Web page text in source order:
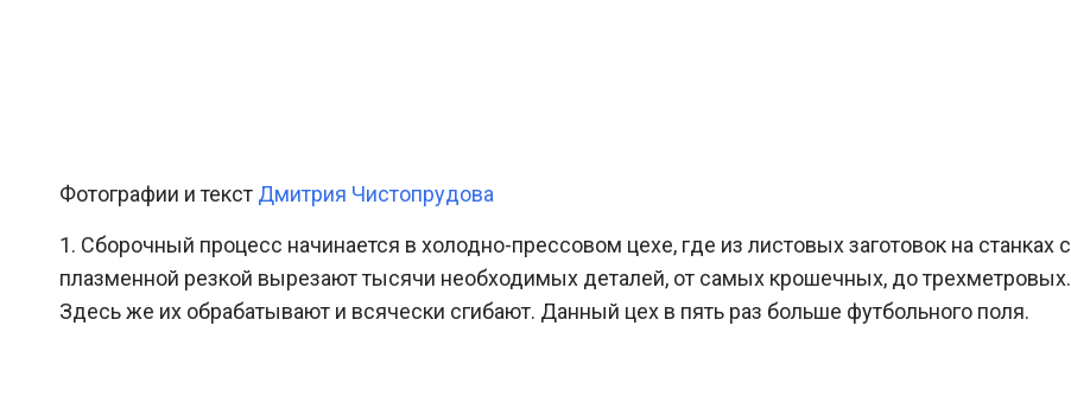
Фотографии и текст Дмитрия Чистопрудова
1. Сборочный процесс начинается в холодно-прессовом цехе, где из листовых заготовок на станках с
плазменной резкой вырезают тысячи необходимых деталей, от самых крошечных, до трехметровых.
Здесь же их обрабатывают и всячески сгибают. Данный цех в пять раз больше футбольного поля.